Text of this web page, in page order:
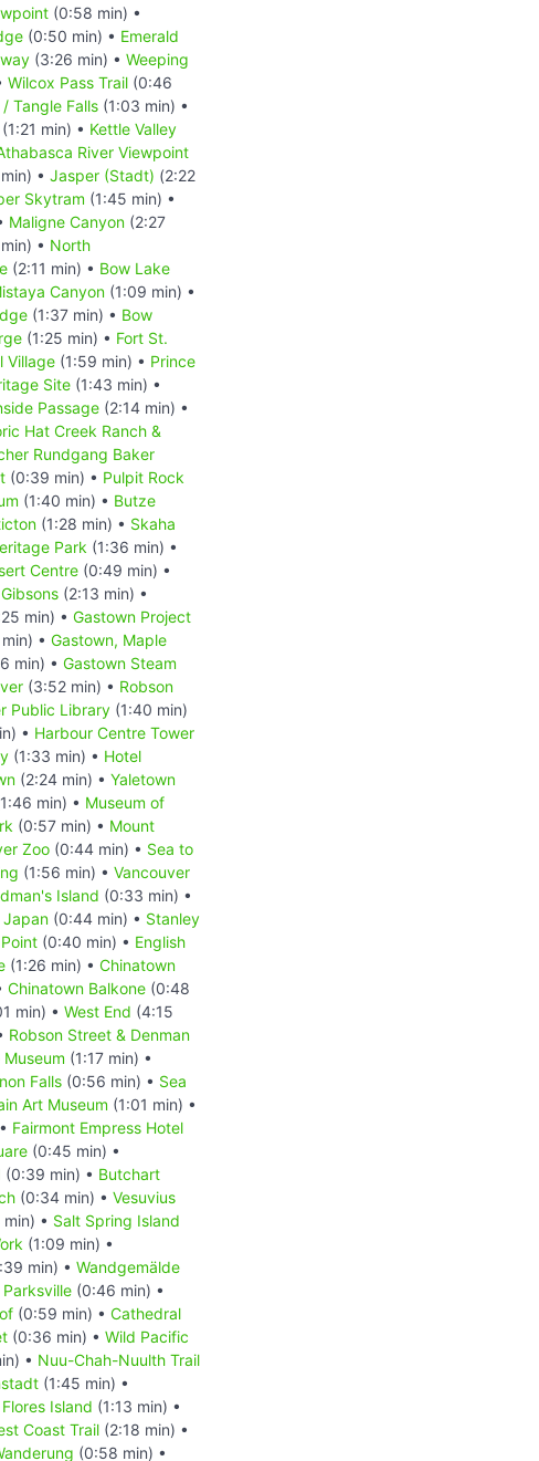
(0:58 min) •
(0:50 min) • Emerald
(3:26 min) • Weeping
Wilcox Pass Trail (0:46
Tangle Falls (1:03 min) •
(1:21 min) • Kettle Valley
River Viewpoint
• Jasper (Stadt) (2:22
Skytram (1:45 min) •
Maligne Canyon (2:27
• North
(2:11 min) • Bow Lake
Canyon (1:09 min) •
(1:37 min) • Bow
(1:25 min) • Fort St.
Village (1:59 min) • Prince
Site (1:43 min) •
Passage (2:14 min) •
Hat Creek Ranch &
Rundgang Baker
(0:39 min) • Pulpit Rock
(1:40 min) • Butze
(1:28 min) • Skaha
Park (1:36 min) •
Centre (0:49 min) •
Gibsons (2:13 min) •
min) • Gastown Project
• Gastown, Maple
min) • Gastown Steam
(3:52 min) • Robson
Public Library (1:40 min)
• Harbour Centre Tower
(1:33 min) • Hotel
(2:24 min) • Yaletown
min) • Museum of
(0:57 min) • Mount
Zoo (0:44 min) • Sea to
(1:56 min) • Vancouver
Island (0:33 min) •
Japan (0:44 min) • Stanley
(0:40 min) • English
(1:26 min) • Chinatown
Chinatown Balkone (0:48
min) • West End (4:15
Robson Street & Denman
(1:17 min) •
Falls (0:56 min) • Sea
Art Museum (1:01 min) •
Fairmont Empress Hotel
(0:45 min) •
(0:39 min) • Butchart
(0:34 min) • Vesuvius
min) • Salt Spring Island
(1:09 min) •
min) • Wandgemälde
Parksville (0:46 min) •
(0:59 min) • Cathedral
(0:36 min) • Wild Pacific
• Nuu-Chah-Nuulth Trail
(1:45 min) •
Flores Island (1:13 min) •
Coast Trail (2:18 min) •
(0:58 min) •